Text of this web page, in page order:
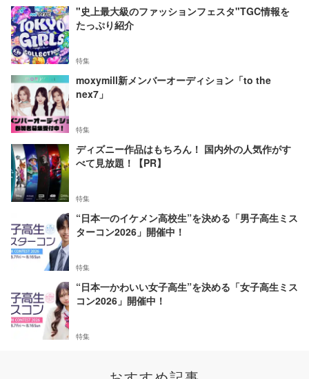
"史上最大級のファッションフェスタ"TGC情報を
たっぷり紹介
特集
moxymill新メンバーオーディション「to the
nex7」
特集
ディズニー作品はもちろん！ 国内外の人気作がす
べて見放題！【PR】
特集
“日本一のイケメン高校生”を決める「男子高生ミス
ターコン2026」開催中！
特集
“日本一かわいい女子高生”を決める「女子高生ミス
コン2026」開催中！
特集